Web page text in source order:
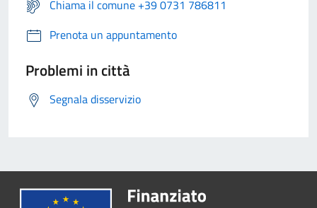
Chiama il comune +39 0731 786811
Prenota un appuntamento
Problemi in città
Segnala disservizio